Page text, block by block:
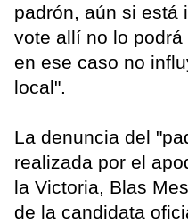
padrón, aún si está
vote allí no lo
en ese caso no
local".
La denuncia del
realizada por el
la Victoria, Blas
de la candidata